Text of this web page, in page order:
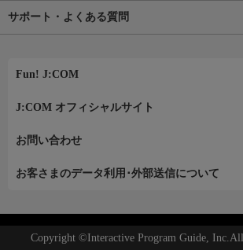
サポート・よくある質問
Fun! J:COM
J:COM オフィシャルサイト
お問い合わせ
お客さまのデータ利用･外部送信について
Copyright ©Interactive Program Guide, Inc.All